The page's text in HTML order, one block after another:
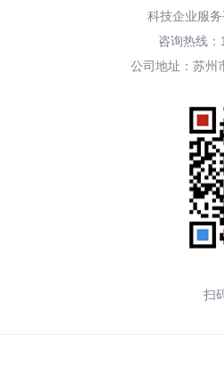
科技企业服
咨询热线：
公司地址：苏州
扫